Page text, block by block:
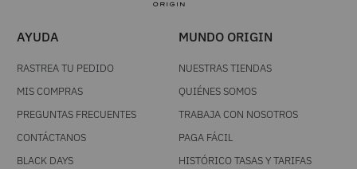
AYUDA
RASTREA TU PEDIDO
MIS COMPRAS
PREGUNTAS FRECUENTES
CONTÁCTANOS
BLACK DAYS
MUNDO ORIGIN
NUESTRAS TIENDAS
QUIÉNES SOMOS
TRABAJA CON NOSOTROS
PAGA FÁCIL
HISTÓRICO TASAS Y TARIFAS